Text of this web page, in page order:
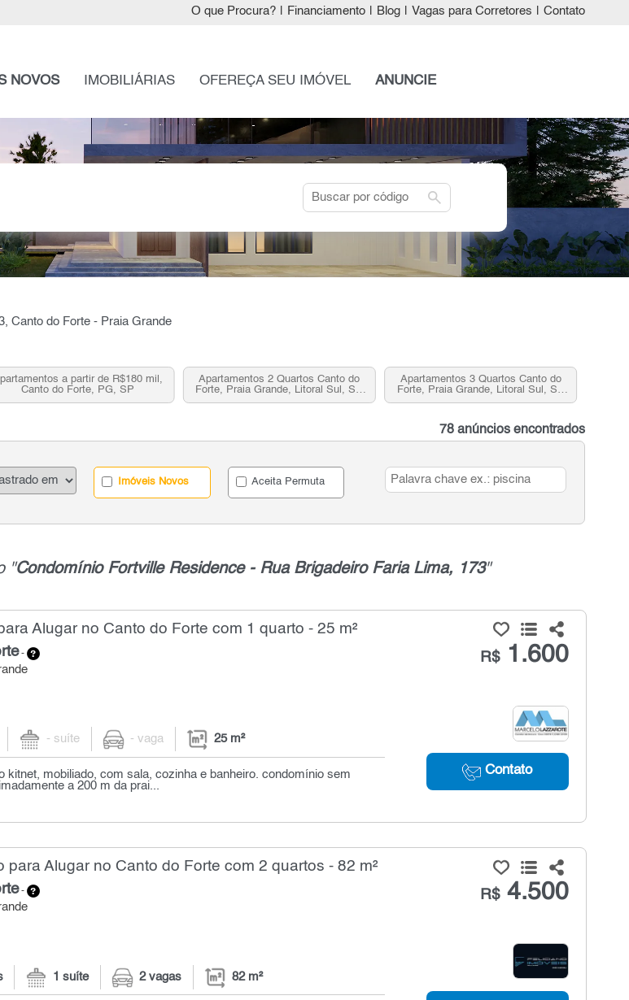
O que Procura? Financiamento Blog Vagas para Corretores Contato
NOVOS IMOBILIÁRIAS OFEREÇA SEU IMÓVEL ANUNCIE
search
Canto do Forte - Praia Grande
a partir de R$180 mil,
Canto do Forte, PG, SP
Apartamentos 2 Quartos Canto do
Forte, Praia Grande, Litoral Sul, SP
para venda
Apartamentos 3 Quartos Canto do
Forte, Praia Grande, Litoral Sul, SP
para venda
78 anúncios encontrados
Imóveis Novos Aceita Permuta
"Condomínio Fortville Residence - Rua Brigadeiro Faria Lima, 173"
Alugar no Canto do Forte com 1 quarto - 25 m²
- R$1.600
Contato
- suíte - vaga 25 m²
kitnet, mobiliado, com sala, cozinha e banheiro. condomínio sem
a 200 m da prai...
para Alugar no Canto do Forte com 2 quartos - 82 m²
- R$4.500
1 suíte 2 vagas 82 m²